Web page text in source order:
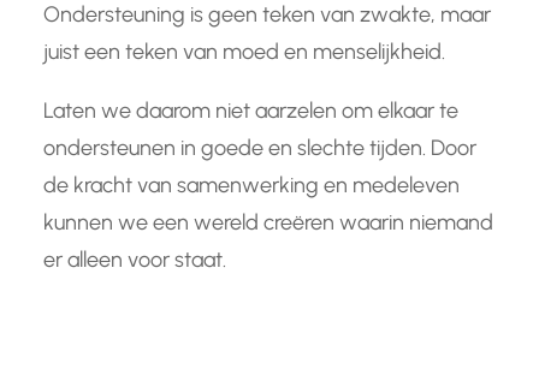
Ondersteuning is geen teken van zwakte, maar
juist een teken van moed en menselijkheid.
Laten we daarom niet aarzelen om elkaar te
ondersteunen in goede en slechte tijden. Door
de kracht van samenwerking en medeleven
kunnen we een wereld creëren waarin niemand
er alleen voor staat.